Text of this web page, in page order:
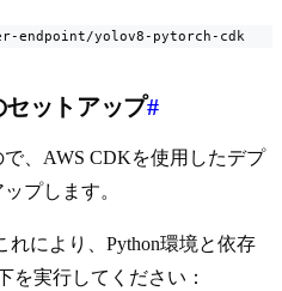
endpoint/yolov8-pytorch-cdk
ットアップ#
、AWS CDKを使用したデプ
プします。
れにより、Python環境と依存
を実行してください：